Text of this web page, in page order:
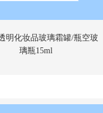
明化妆品玻璃霜罐/瓶空玻
璃瓶15ml